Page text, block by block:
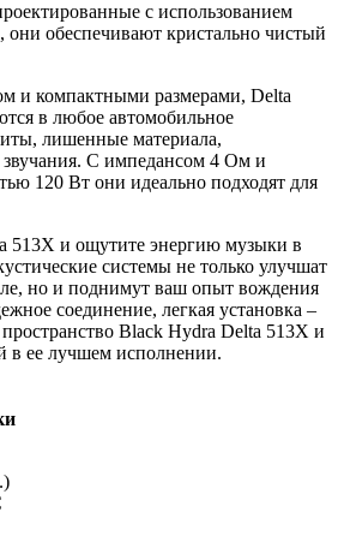
с использованием
они обеспечивают кристально чистый
и компактными размерами, Delta
в любое автомобильное
лишенные материала,
звучания. С импедансом 4 Ом и
120 Вт они идеально подходят для
513X и ощутите энергию музыки в
системы не только улучшат
но и поднимут ваш опыт вождения
соединение, легкая установка –
пространство Black Hydra Delta 513X и
в ее лучшем исполнении.